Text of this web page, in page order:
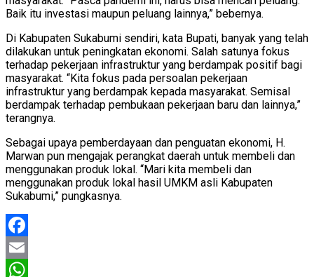
Baik itu investasi maupun peluang lainnya,” bebernya.
Di Kabupaten Sukabumi sendiri, kata Bupati, banyak yang telah
dilakukan untuk peningkatan ekonomi. Salah satunya fokus
terhadap pekerjaan infrastruktur yang berdampak positif bagi
masyarakat. “Kita fokus pada persoalan pekerjaan
infrastruktur yang berdampak kepada masyarakat. Semisal
berdampak terhadap pembukaan pekerjaan baru dan lainnya,”
terangnya.
Sebagai upaya pemberdayaan dan penguatan ekonomi, H.
Marwan pun mengajak perangkat daerah untuk membeli dan
menggunakan produk lokal. “Mari kita membeli dan
menggunakan produk lokal hasil UMKM asli Kabupaten
Sukabumi,” pungkasnya.
Facebook
Email